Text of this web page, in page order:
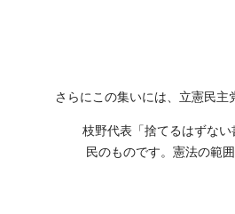
さらにこの集いには、立憲民主
枝野代表「捨てるはずな
民のものです。憲法の範